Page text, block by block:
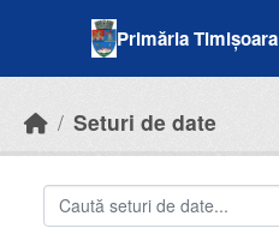
Primăria Timișoara
Seturi de date